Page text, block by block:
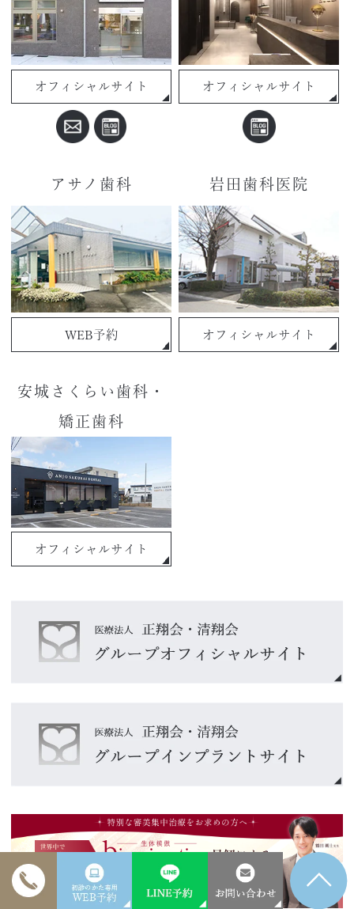
オフィシャルサイト オフィシャルサイト
アサノ歯科
WEB予約
岩田歯科医院
オフィシャルサイト
安城さくらい歯科・
矯正歯科
オフィシャルサイト